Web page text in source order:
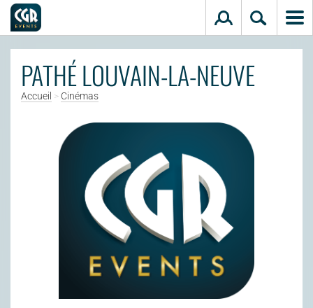
Aller au contenu principal
PATHÉ LOUVAIN-LA-NEUVE
Accueil > Cinémas